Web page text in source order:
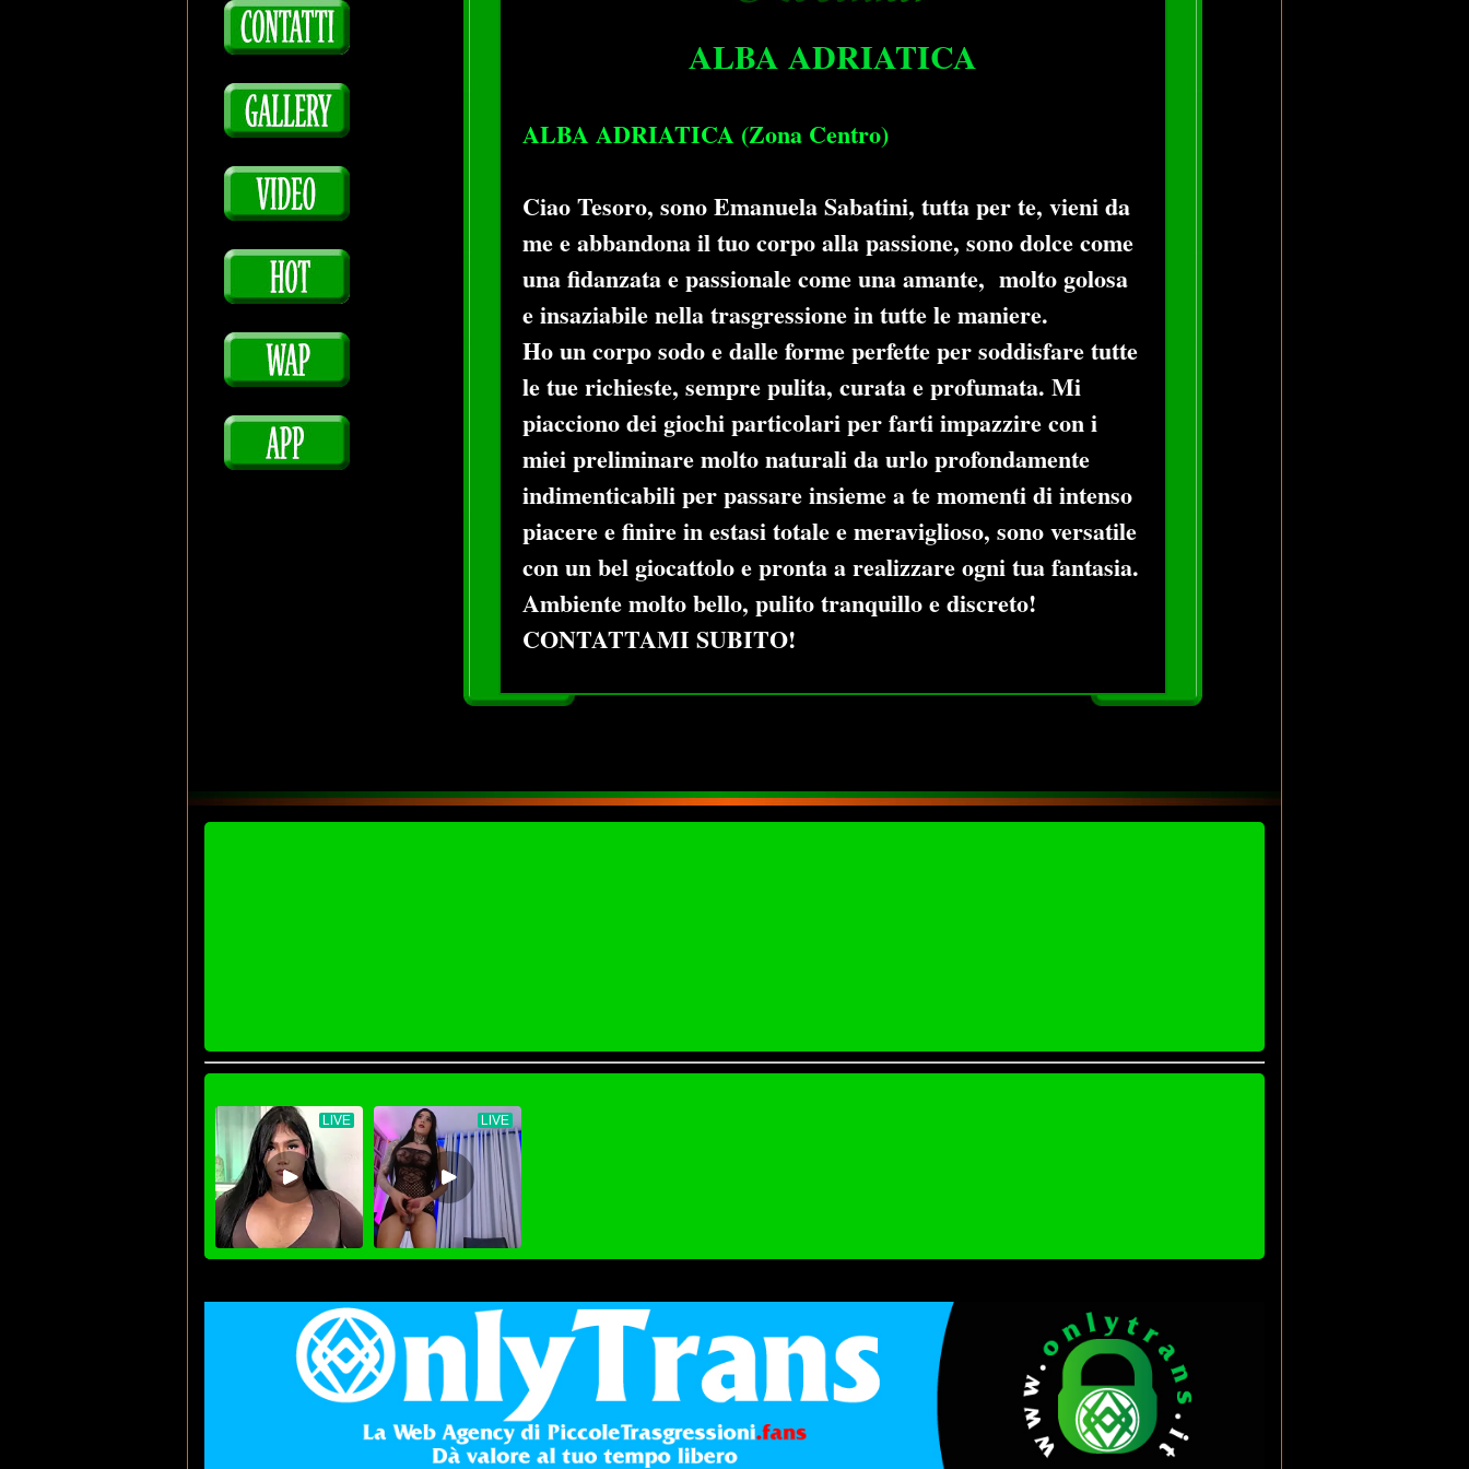
ALBA ADRIATICA
ALBA ADRIATICA (Zona Centro)
Ciao Tesoro, sono Emanuela Sabatini, tutta per te, vieni da
me e abbandona il tuo corpo alla passione, sono dolce come
una fidanzata e passionale come una amante, molto golosa
e insaziabile nella trasgressione in tutte le maniere.
Ho un corpo sodo e dalle forme perfette per soddisfare tutte
le tue richieste, sempre pulita, curata e profumata. Mi
piacciono dei giochi particolari per farti impazzire con i
miei preliminare molto naturali da urlo profondamente
indimenticabili per passare insieme a te momenti di intenso
piacere e finire in estasi totale e meraviglioso, sono versatile
con un bel giocattolo e pronta a realizzare ogni tua fantasia.
Ambiente molto bello, pulito tranquillo e discreto!
CONTATTAMI SUBITO!